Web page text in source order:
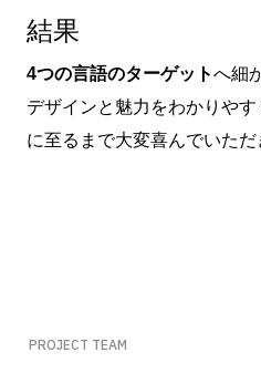
結果
4つの言語のターゲットへ細
デザインと魅力をわかりや
に至るまで大変喜んでいただ
PROJECT TEAM